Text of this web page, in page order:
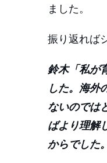
ました。
振り返れば
鈴木「私が
した。海外
ないのでは
ばより理解
からでした。